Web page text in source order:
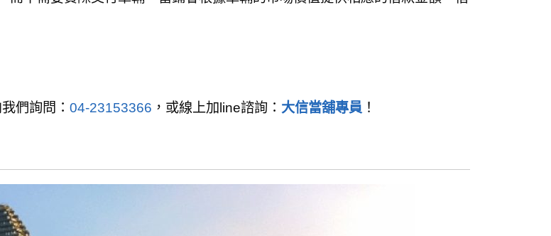
們詢問： 04-23153366 ，或線上加line諮詢： 大信當舖專員 ！